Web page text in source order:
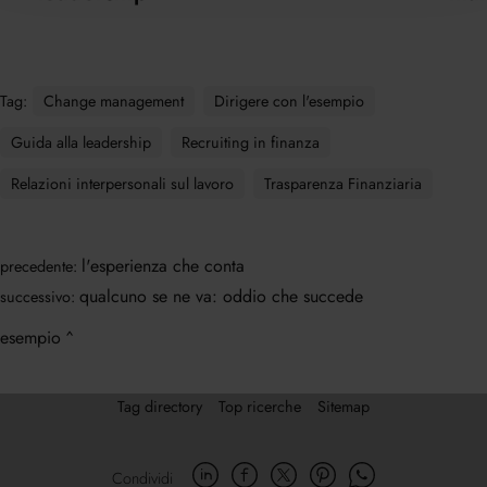
Tag: Change management
Dirigere con l'esempio
Guida alla leadership
Recruiting in finanza
Relazioni interpersonali sul lavoro
Trasparenza Finanziaria
precedente: l'esperienza che conta
successivo: qualcuno se ne va: oddio che succede
esempio
Tag directory Top ricerche Sitemap
Condividi